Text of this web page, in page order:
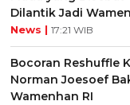
Dilantik Jadi
News | 17:21 WIB
Bocoran Reshuffle
Norman Joesoef
Wamenhan RI